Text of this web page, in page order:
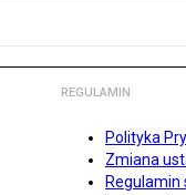
REGULAMIN
Polityka
Zmiana
Regulamin